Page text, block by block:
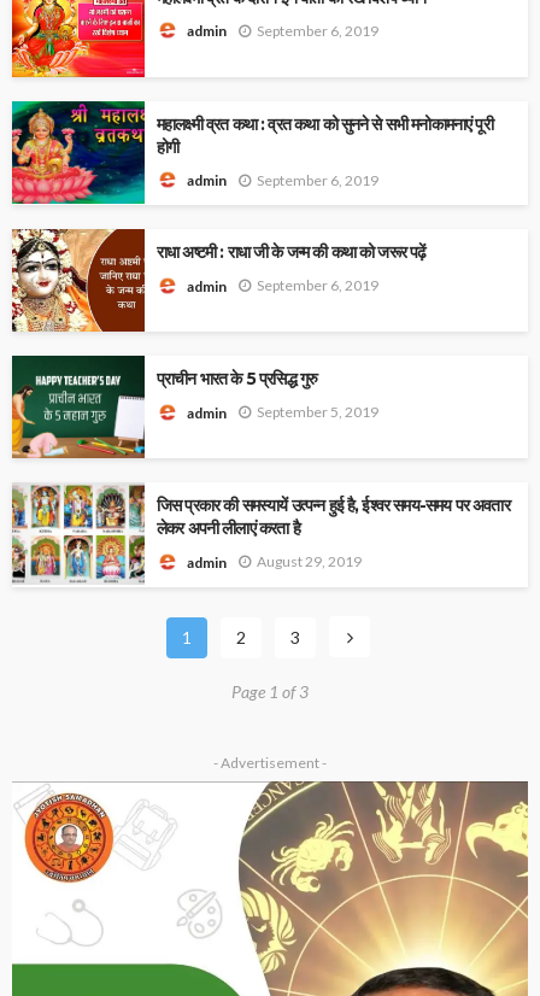
admin September 6, 2019
महालक्ष्मी व्रत कथा : व्रत कथा को सुनने से सभी मनोकामनाएं पूरी
होगी
admin September 6, 2019
राधा अष्टमी : राधा जी के जन्म की कथा को जरूर पढ़ें
admin September 6, 2019
प्राचीन भारत के 5 प्रसिद्ध गुरु
admin September 5, 2019
जिस प्रकार की समस्यायें उत्पन्न हुई है, ईश्वर समय-समय पर अवतार
लेकर अपनी लीलाएं करता है
admin August 29, 2019
1 2 3
Page 1 of 3
- Advertisement -